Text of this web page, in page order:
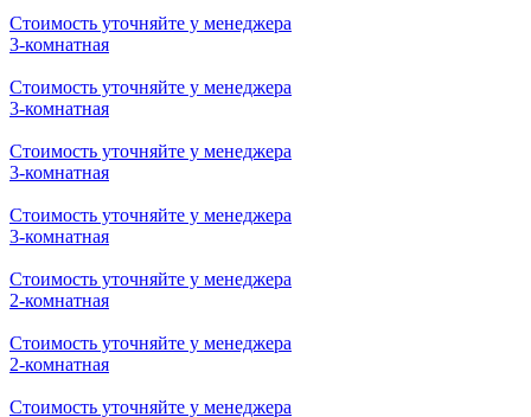
Стоимость уточняйте у менеджера
2-комнатная
Стоимость уточняйте у менеджера
2-комнатная
Стоимость уточняйте у менеджера
2-комнатная
Стоимость уточняйте у менеджера
2-комнатная
Стоимость уточняйте у менеджера
3-комнатная
Стоимость уточняйте у менеджера
3-комнатная